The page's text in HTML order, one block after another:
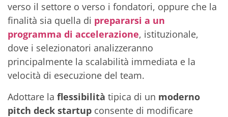
verso il settore o verso i fondatori, oppure che la
finalità sia quella di prepararsi a un
programma di accelerazione, istituzionale,
dove i selezionatori analizzeranno
principalmente la scalabilità immediata e la
velocità di esecuzione del team.
Adottare la flessibilità tipica di un moderno
pitch deck startup consente di modificare